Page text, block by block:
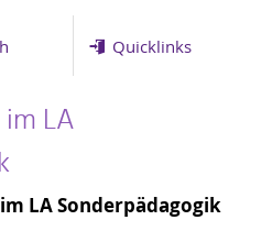
Quicklinks
LA
LA Sonderpädagogik